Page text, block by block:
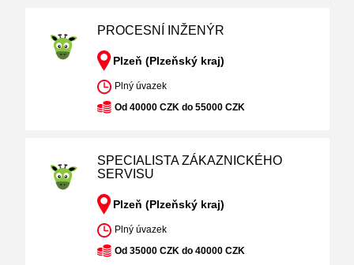
PROCESNÍ INŽENÝR
Plzeň (Plzeňský kraj)
Plný úvazek
Od 40000 CZK do 55000 CZK
SPECIALISTA ZÁKAZNICKÉHO
SERVISU
Plzeň (Plzeňský kraj)
Plný úvazek
Od 35000 CZK do 40000 CZK